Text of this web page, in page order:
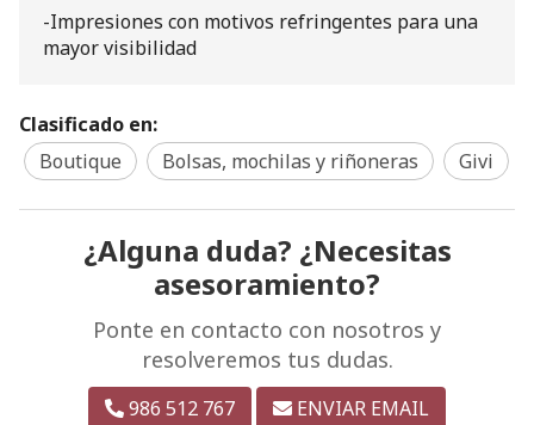
-Impresiones con motivos refringentes para una
mayor visibilidad
Clasificado en:
Boutique
Bolsas, mochilas y riñoneras Givi
¿Alguna duda? ¿Necesitas
asesoramiento?
Ponte en contacto con nosotros y
resolveremos tus dudas.
986 512 767 ENVIAR EMAIL